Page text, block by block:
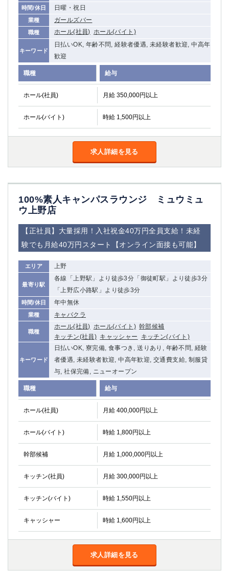
時間/休日 日曜・祝日
業種 ガールズバー
職種 ホール(社員) ホール(バイト)
キーワード
日払いOK, 年齢不問, 経験者優遇, 未経験者歓迎, 中高年
歓迎
職種 給与
ホール(社員) 月給 350,000円以上
ホール(バイト) 時給 1,500円以上
求人詳細を見る
100%素人キャンパスラウンジ ミュウミュ
ウ上野店
【正社員】大量採用！入社祝金40万円全員支給！未経
験でも月給40万円スタート【オンライン面接も可能】
エリア 上野
最寄り駅
各線「上野駅」より徒歩3分「御徒町駅」より徒歩3分
「上野広小路駅」より徒歩3分
時間/休日 年中無休
業種 キャバクラ
職種
ホール(社員) ホール(バイト) 幹部候補
キッチン(社員) キャッシャー キッチン(バイト)
キーワード
日払いOK, 寮完備, 食事つき, 送りあり, 年齢不問, 経験
者優遇, 未経験者歓迎, 中高年歓迎, 交通費支給, 制服貸
与, 社保完備, ニューオープン
職種 給与
ホール(社員) 月給 400,000円以上
ホール(バイト) 時給 1,800円以上
幹部候補 月給 1,000,000円以上
キッチン(社員) 月給 300,000円以上
キッチン(バイト) 時給 1,550円以上
キャッシャー 時給 1,600円以上
求人詳細を見る